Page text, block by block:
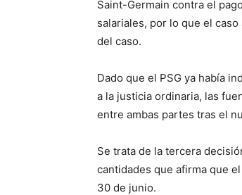
Saint-Germain contra el
salariales, por lo que el
del caso.
Dado que el PSG ya había
a la justicia ordinaria, las
entre ambas partes tras el
Se trata de la tercera
cantidades que afirma que
30 de junio.